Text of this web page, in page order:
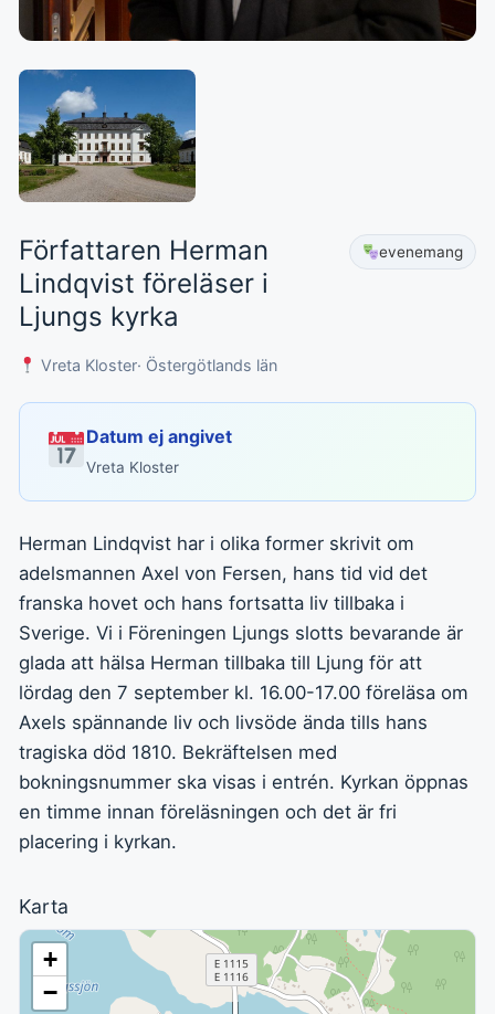
Författaren Herman
Lindqvist föreläser i
Ljungs kyrka
evenemang
Vreta Kloster· Östergötlands län
Datum ej angivet
Vreta Kloster
Herman Lindqvist har i olika former skrivit om
adelsmannen Axel von Fersen, hans tid vid det
franska hovet och hans fortsatta liv tillbaka i
Sverige. Vi i Föreningen Ljungs slotts bevarande är
glada att hälsa Herman tillbaka till Ljung för att
lördag den 7 september kl. 16.00-17.00 föreläsa om
Axels spännande liv och livsöde ända tills hans
tragiska död 1810. Bekräftelsen med
bokningsnummer ska visas i entrén. Kyrkan öppnas
en timme innan föreläsningen och det är fri
placering i kyrkan.
Karta
+
−